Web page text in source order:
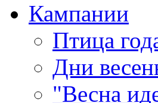
Кампании
Птица
Дни
"Весна